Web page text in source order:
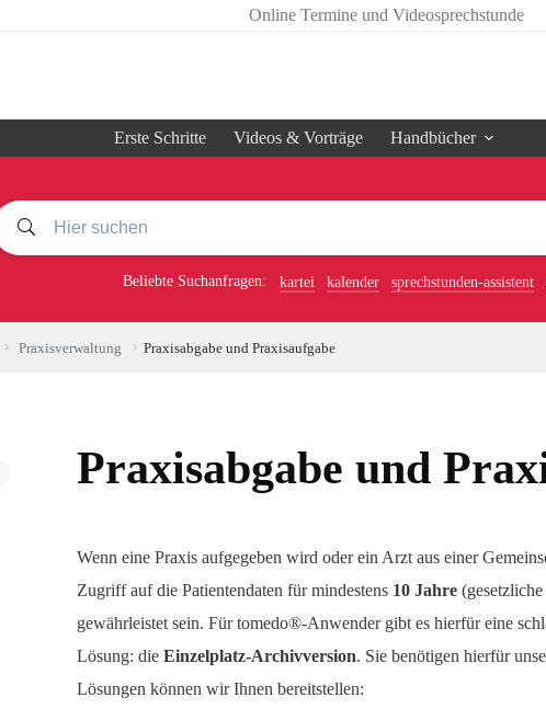
Online Termine und Videosprechstunde
Erste Schritte Videos & Vorträge Handbücher
Beliebte Suchanfragen: kartei kalender sprechstunden-assistent
Praxisverwaltung Praxisabgabe und Praxisaufgabe
Praxisabgabe und
Wenn eine Praxis aufgegeben wird oder ein Arzt aus einer
Zugriff auf die Patientendaten für mindestens 10 Jahre
gewährleistet sein. Für tomedo®-Anwender gibt es hierfür eine
Lösung: die Einzelplatz-Archivversion. Sie benötigen hierfür
Lösungen können wir Ihnen bereitstellen: